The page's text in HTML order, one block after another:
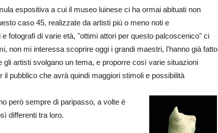
espositiva a cui il museo luinese ci ha ormai abituati non
caso 45, realizzate da artisti più o meno noti e
fotografi di varie età, "ottimi attori per questo palcoscenico" ci
non mi interessa scoprire oggi i grandi maestri, l'hanno già fatto
gli artisti svolgano un tema, e proporre così varie situazioni
pubblico che avrà quindi maggiori stimoli e possibilità
però sempre di paripasso, a volte è
differenti tra loro.